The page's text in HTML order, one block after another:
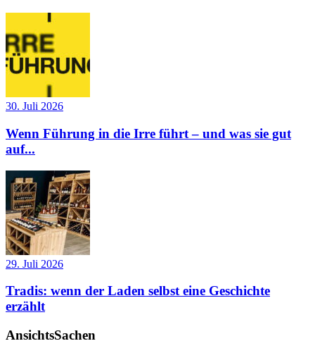
30. Juli 2026
Wenn Führung in die Irre führt – und was sie gut
auf...
29. Juli 2026
Tradis: wenn der Laden selbst eine Geschichte
erzählt
AnsichtsSachen